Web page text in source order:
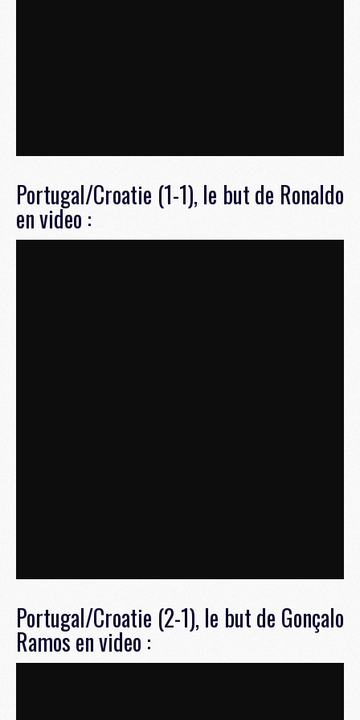
Portugal/Croatie (1-1), le but de Ronaldo
en video :
Portugal/Croatie (2-1), le but de Gonçalo
Ramos en video :